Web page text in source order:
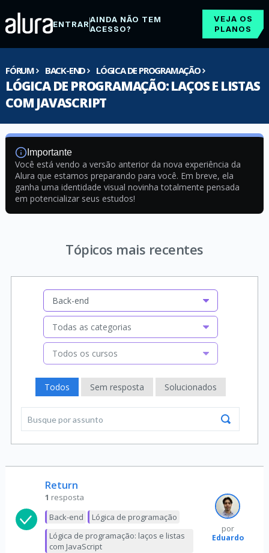
ENTRARAINDA NÃO TEM
ACESSO?
VEJA OS
PLANOS
FÓRUM BACK-END LÓGICA DE PROGRAMAÇÃO
LÓGICA DE PROGRAMAÇÃO: LAÇOS E LISTAS
COM JAVASCRIPT
Importante
Você está vendo a versão anterior da nova experiência da
Alura que estamos preparando para você. Em breve, ela
ganha uma identidade visual novinha totalmente pensada
em potencializar seus estudos!
Tópicos mais recentes
Back-end
Todas as categorias
Todos os cursos
Todos Sem resposta Solucionados
Return
1 resposta
Back-end
Lógica de programação
Lógica de programação: laços e listas
com JavaScript
por
Eduardo